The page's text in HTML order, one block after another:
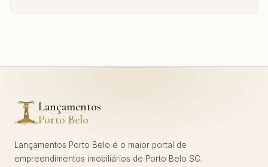
Lançamentos
Porto Belo
Lançamentos Porto Belo é o maior portal de
empreendimentos imobiliários de Porto Belo SC.